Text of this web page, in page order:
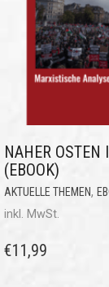
NAHER
(EBOOK)
AKTUELLE THEMEN,
inkl. MwSt.
€11,99